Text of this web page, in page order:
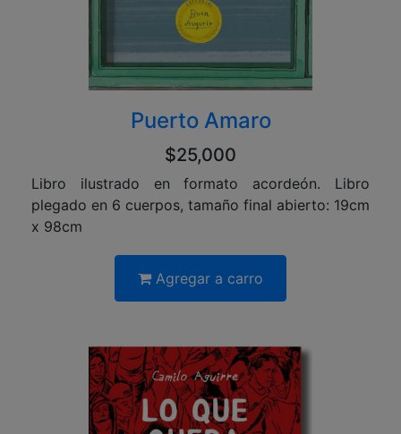
Puerto Amaro
$25,000
Libro ilustrado en formato acordeón. Libro
plegado en 6 cuerpos, tamaño final abierto: 19cm
x 98cm
Agregar a carro